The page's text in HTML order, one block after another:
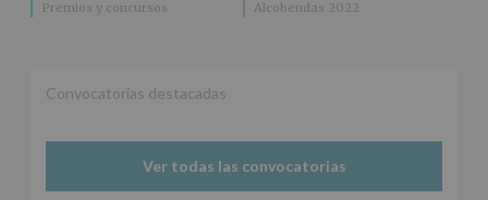
Premios y concursos Alcobendas 2022
Convocatorias destacadas
Ver todas las convocatorias